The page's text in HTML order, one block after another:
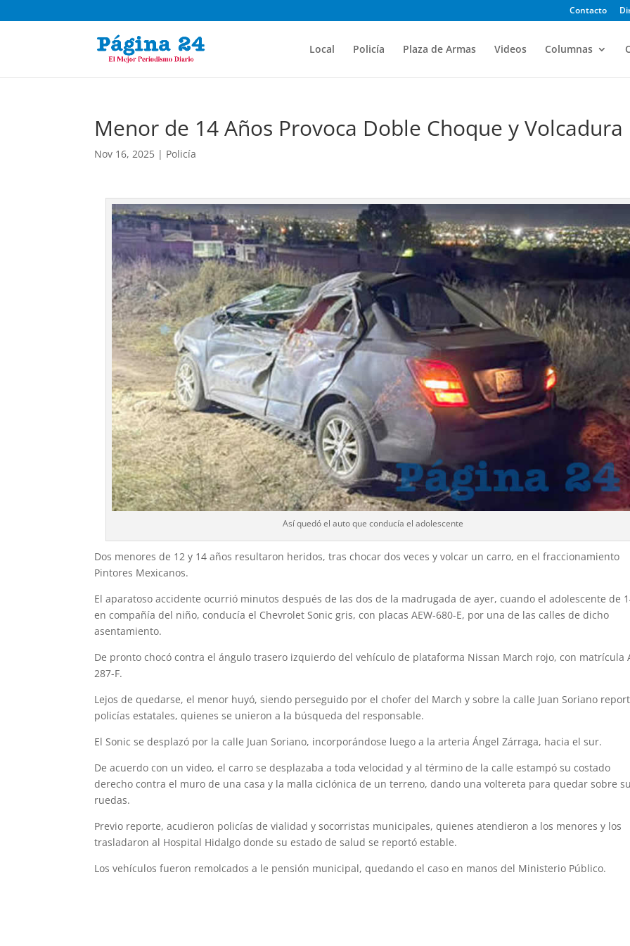
Contacto
Local Policía Plaza de Armas Videos Columnas
Menor de 14 Años Provoca Doble Choque y Volcadura
Nov 16, 2025 | Policía
Así quedó el auto que conducía el adolescente
Dos menores de 12 y 14 años resultaron heridos, tras chocar dos veces y volcar un carro, en el fraccionamiento
Pintores Mexicanos.
El aparatoso accidente ocurrió minutos después de las dos de la madrugada de ayer, cuando el adolescente de
en compañía del niño, conducía el Chevrolet Sonic gris, con placas AEW-680-E, por una de las calles de dicho
asentamiento.
De pronto chocó contra el ángulo trasero izquierdo del vehículo de plataforma Nissan March rojo, con matrícula
287-F.
Lejos de quedarse, el menor huyó, siendo perseguido por el chofer del March y sobre la calle Juan Soriano
policías estatales, quienes se unieron a la búsqueda del responsable.
El Sonic se desplazó por la calle Juan Soriano, incorporándose luego a la arteria Ángel Zárraga, hacia el sur.
De acuerdo con un video, el carro se desplazaba a toda velocidad y al término de la calle estampó su costado
derecho contra el muro de una casa y la malla ciclónica de un terreno, dando una voltereta para quedar sobre
ruedas.
Previo reporte, acudieron policías de vialidad y socorristas municipales, quienes atendieron a los menores y los
trasladaron al Hospital Hidalgo donde su estado de salud se reportó estable.
Los vehículos fueron remolcados a le pensión municipal, quedando el caso en manos del Ministerio Público.